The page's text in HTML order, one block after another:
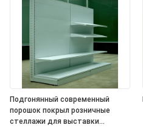
Подгонянный современный
порошок покрыл розничные
стеллажи для выставки